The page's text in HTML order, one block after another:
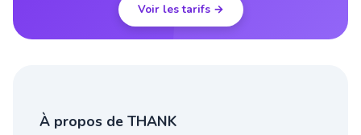
Voir les tarifs →
À propos de THANK